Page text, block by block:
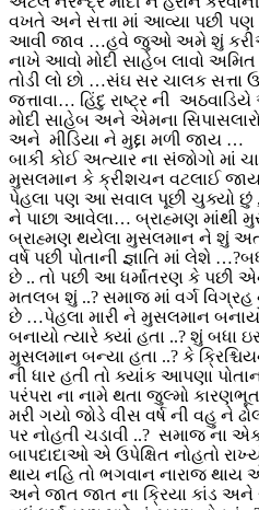
વખતે અને સત્તા માં આવ્યા પછી
આવી જાવ …હવે જુઓ અમે શું કરીએ
નાખે આવો મોદી સાહેબ લાવો
તોડી લો છો …સંઘ સર ચાલક
જત્તાવા… હિંદુ રાષ્ટ્ર ની
મોદી સાહેબ અને એમના
અને મીડિયા ને મુદ્દા મળી જાય …
બાકી કોઈ અત્યાર ના સંજોગો માં
મુસલમાન કે ક્રીશચન વટલાઈ
પેહલા પણ આ સવાલ પૂછી ચુક્યો છું
ને પાછા આવેલા… બ્રાહ્મણ માંથી
બ્રાહ્મણ થયેલા મુસલમાન ને શું
વર્ષ પછી પોતાની જ્ઞાતિ માં લેશે
છે .. તો પછી આ ધર્માંતરણ કે પછી
મતલબ શું ..? સમાજ માં વર્ગ વિગ્રહ
છે …પેહલા મારી ને મુસલમાન
બનાયો ત્યારે ક્યાં હતા ..? શું બધા
મુસલમાન બન્યા હતા ..? કે
ની ધાર હતી તો ક્યાંક આપણા
પરંપરા ના નામે થતા જુલ્મો કારણભૂત
મરી ગયો જોડે વીસ વર્ષ ની વહુ ને
પર નોહતી ચડાવી ..? સમાજ ના
બાપદાદાઓ એ ઉપેક્ષિત નોહતો
થાય નહિ તો ભગવાન નારાજ થાય
અને જાત જાત ના ક્રિયા કાંડ અને